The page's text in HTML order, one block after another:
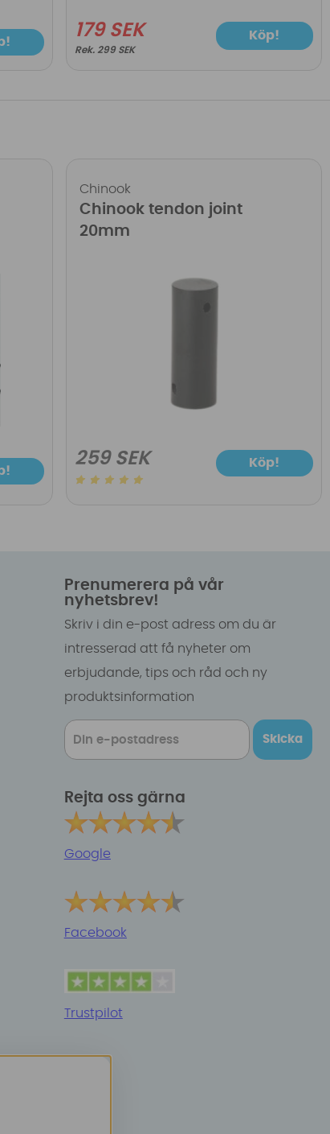
179 SEK
299 SEK
Köp!
Chinook
Chinook tendon joint
20mm
259 SEK Köp!
Prenumerera på vår
nyhetsbrev!
Skriv i din e-post adress om du är
intresserad att få nyheter om
erbjudande, tips och råd och ny
produktsinformation
Skicka
Rejta oss gärna
Google
Facebook
Trustpilot